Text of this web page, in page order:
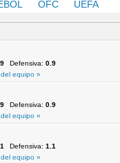
OFC UEFA
Defensiva: 0.9
equipo »
Defensiva: 0.9
equipo »
Defensiva: 1.1
equipo »